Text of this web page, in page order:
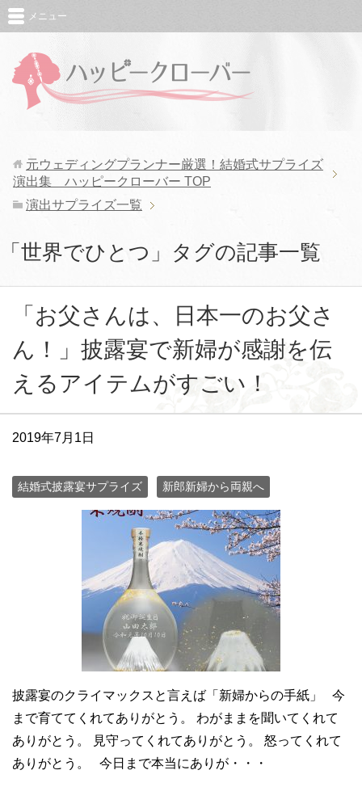
メニュー
元ウェディングプランナー厳選！結婚式サプライズ
演出集 ハッピークローバー TOP
演出サプライズ一覧
「世界でひとつ」タグの記事一覧
「お父さんは、日本一のお父さ
ん！」披露宴で新婦が感謝を伝
えるアイテムがすごい！
2019年7月1日
結婚式披露宴サプライズ 新郎新婦から両親へ
披露宴のクライマックスと言えば「新婦からの手紙」 今
まで育ててくれてありがとう。 わがままを聞いてくれて
ありがとう。 見守ってくれてありがとう。 怒ってくれて
ありがとう。 今日まで本当にありが・・・